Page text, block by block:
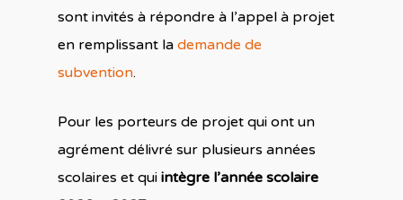
sont invités à répondre à l’appel à projet
en remplissant la demande de
subvention.
Pour les porteurs de projet qui ont un
agrément délivré sur plusieurs années
scolaires et qui intègre l’année scolaire
Confrontés au
A travers les courants
Dans les outils
Qui se séparent, ou
seuls leur(s) enfant(s)
Définition et cadre
« parentalité »
thème
Agir grâce aux
L’observatoire de la
parentalité
parentalité
Contacts